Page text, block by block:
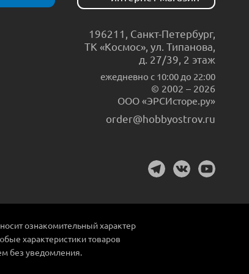
196211 Санкт-Петербург,
ТК «Космос», ул. Типанова,
д. 27/39, 2 этаж
ежедневно c 10:00 до 22:00
© 2002 – 2026
ООО «ЭРСИсторе.ру»
order@hobbyostrov.ru
носит ознакомительный характер
характеристики товаров
без уведомления.